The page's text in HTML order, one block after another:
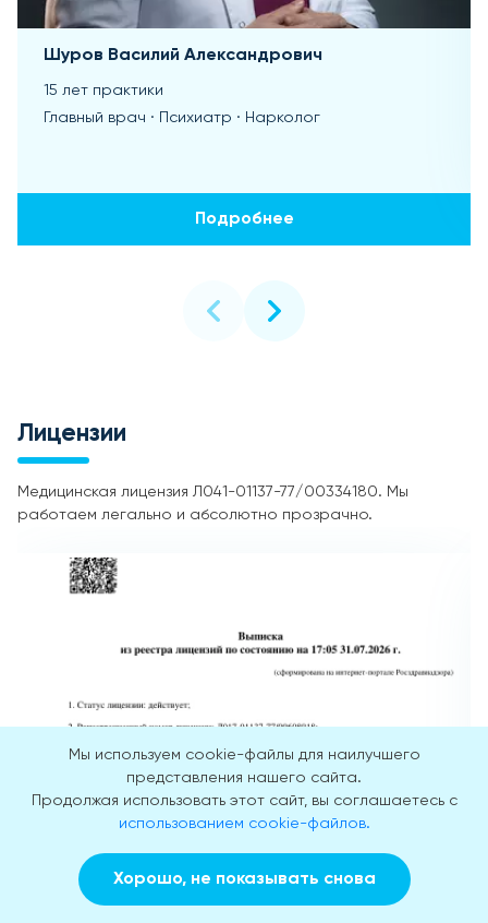
Шуров Василий Александрович
15 лет практики
Главный врач · Психиатр · Нарколог
Подробнее
Лицензии
Медицинская лицензия Л041-01137-77/00334180. Мы
работаем легально и абсолютно прозрачно.
Мы используем cookie-файлы для наилучшего
представления нашего сайта.
Продолжая использовать этот сайт, вы соглашаетесь с
использованием cookie-файлов.
Хорошо, не показывать снова
Заказать звонок Вызвать врача на дом